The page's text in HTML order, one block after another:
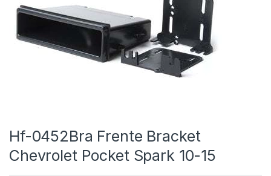
Hf-0452Bra Frente Bracket
Chevrolet Pocket Spark 10-15